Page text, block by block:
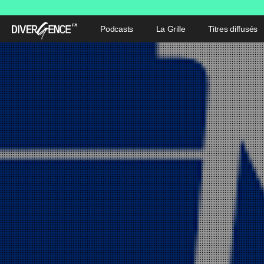
Podcasts La Grille Titres diffusés